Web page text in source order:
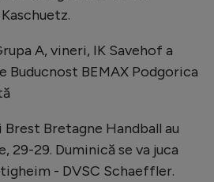
A, vineri, IK Savehof a
Buducnost BEMAX Podgorica
Bretagne Handball au
29-29. Duminică se va juca
- DVSC Schaeffler.